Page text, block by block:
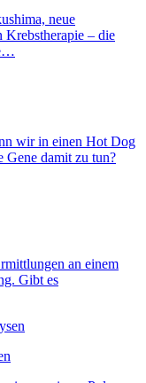
neue
Krebstherapie – die
wir in einen Hot Dog
Gene damit zu tun?
an einem
Gibt es